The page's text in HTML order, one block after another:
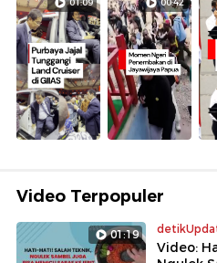
01:09 00:42
Video Terpopuler
01:19
Video: